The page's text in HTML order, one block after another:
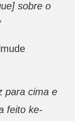
sobre o
para cima e
feito ke-